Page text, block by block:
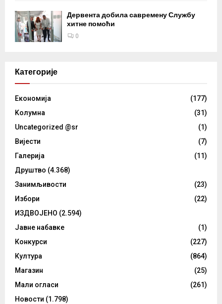
Дервента добила савремену Службу
хитне помоћи
0
Категорије
Eкономија
(177)
Kолумнa
(31)
Uncategorized @sr
(1)
Вијести
(7)
Галерија
(11)
Друштво (4.368)
Занимљивости
(23)
Избори
(22)
ИЗДВОЈЕНО (2.594)
Јавне набавке
(1)
Конкурси
(227)
Култура
(864)
Магазин
(25)
Мали огласи
(261)
Новости (1.798)